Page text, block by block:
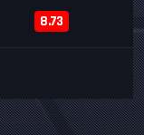
8.73